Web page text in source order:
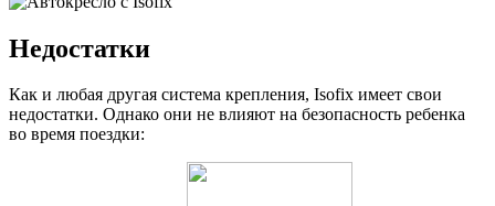
Недостатки
Как и любая другая система крепления, Isofix имеет свои
недостатки. Однако они не влияют на безопасность ребенка
во время поездки: